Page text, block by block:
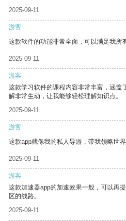
2025-09-11
游客
这款软件的功能非常全面，可以满足我所
2025-09-11
游客
这款学习软件的课程内容非常丰富，涵盖
解非常生动，让我能够轻松理解知识点。
2025-09-11
游客
这款app就像我的私人导游，带我领略世界
2025-09-11
游客
这款加速器app的加速效果一般，可以再
区的线路。
2025-09-11